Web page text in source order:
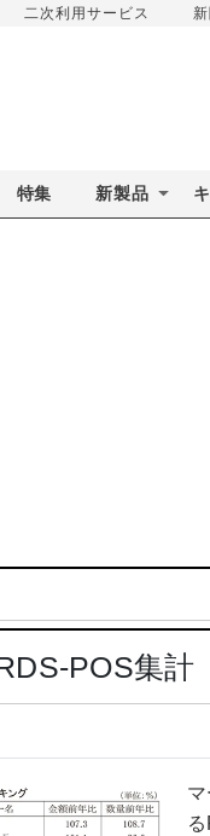
二次利用サービス
特集 新製品
POS集